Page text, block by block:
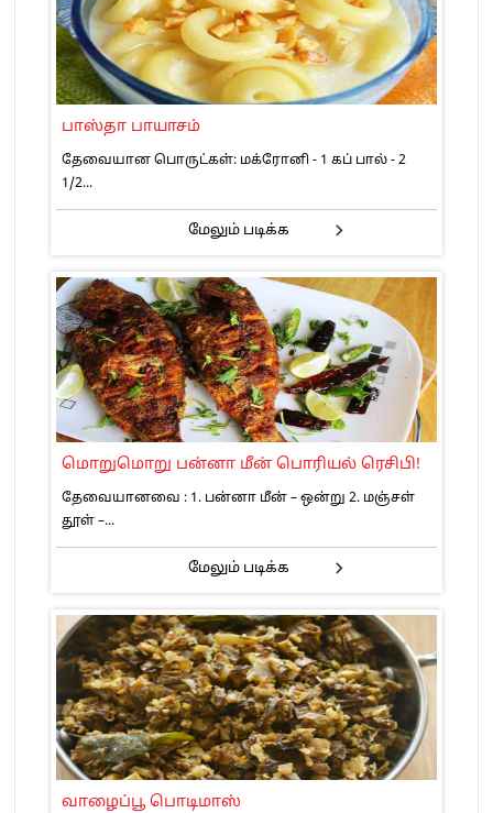
பாஸ்தா பாயாசம்
தேவையான பொருட்கள்: மக்ரோனி - 1 கப் பால் - 2
1/2...
மேலும் படிக்க
மொறுமொறு பன்னா மீன் பொரியல் ரெசிபி!
தேவையானவை : 1. பன்னா மீன் – ஒன்று 2. மஞ்சள்
தூள் –...
மேலும் படிக்க
வாழைப்பூ பொடிமாஸ்